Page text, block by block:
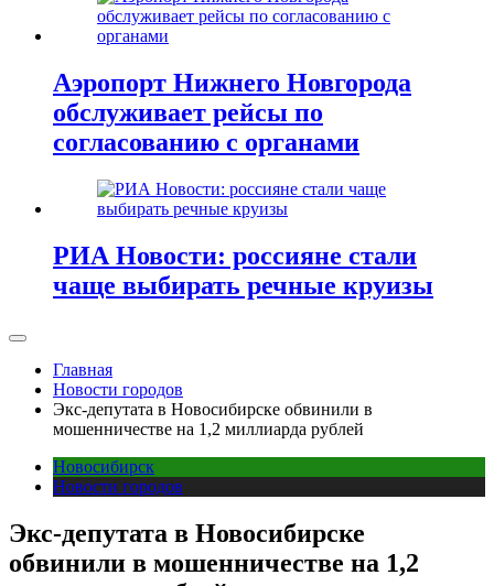
Аэропорт Нижнего Новгорода
обслуживает рейсы по
согласованию c органами
РИА Новости: россияне стали
чаще выбирать речные круизы
Главная
Новости городов
Экс-депутата в Новосибирске обвинили в
мошенничестве на 1,2 миллиарда рублей
Новосибирск
Новости городов
Экс-депутата в Новосибирске
обвинили в мошенничестве на 1,2